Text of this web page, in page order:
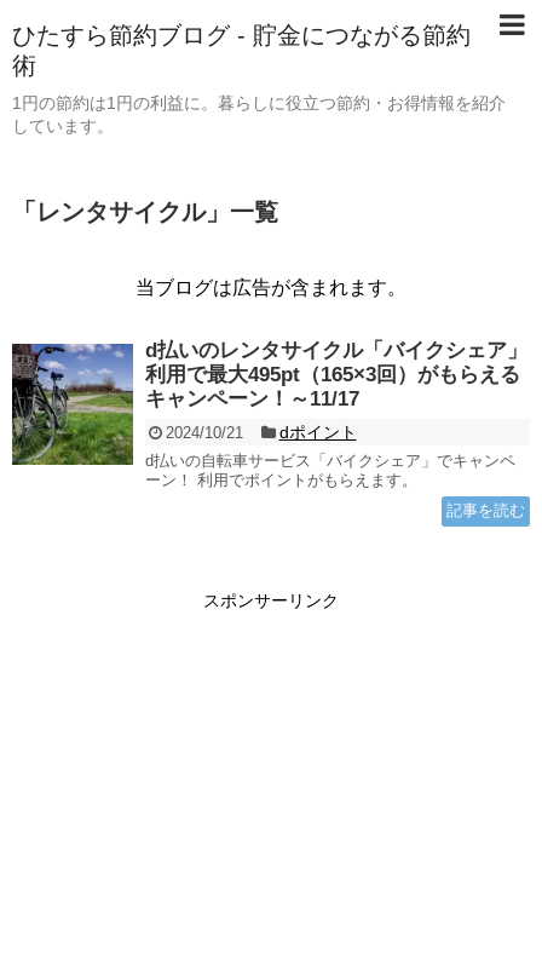
ひたすら節約ブログ - 貯金につながる節約
術
1円の節約は1円の利益に。暮らしに役立つ節約・お得情報を紹介
しています。
「 レンタサイクル」 一覧
当ブログは広告が含まれます。
d払いのレンタサイクル「バイクシェア」
利用で最大495pt（165×3回）がもらえる
キャンペーン！～11/17
2024/10/21 dポイント
d払いの自転車サービス「バイクシェア」でキャンペ
ーン！ 利用でポイントがもらえます。
記事を読む
スポンサーリンク